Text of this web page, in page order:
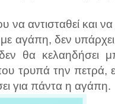
να αντισταθεί και
με αγάπη, δεν
θα
τρυπά την πετρά,
για πάντα η αγάπη.